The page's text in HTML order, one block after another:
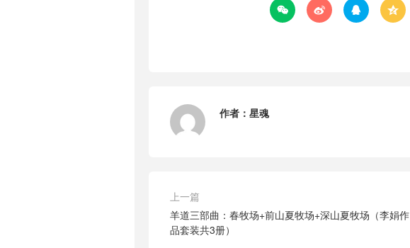
   
作者： 星魂
上一篇
羊道三部曲：春牧场+前山夏牧场+深山夏牧场（李娟作
品套装共3册）